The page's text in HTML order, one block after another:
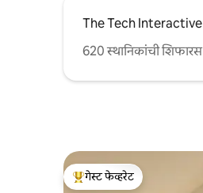
The Tech Interactive
620 स्थानिकांची शिफारस
टॉप गेस्ट फेव्हरेट
गेस्ट फेव्हरेट